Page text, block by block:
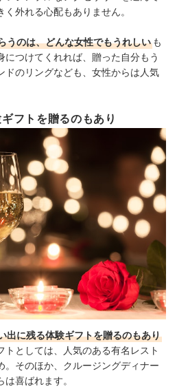
外れる心配もありません。
うのは、どんな女性でもうれしい も
つけてくれれば、贈った自分もう
ドのリングなども、女性からは人気
フトを贈るのもあり
出に残る体験ギフトを贈るのもあり
トとしては、人気のある有名レスト
。そのほか、クルージングディナー
喜ばれます。